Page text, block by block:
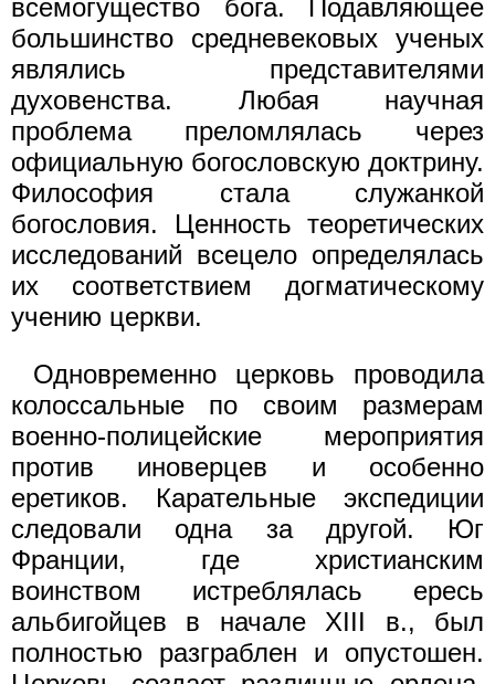
всемогущество бога. Подавляющее
большинство средневековых ученых
являлись представителями
духовенства. Любая научная
проблема преломлялась через
официальную богословскую доктрину.
Философия стала служанкой
богословия. Ценность теоретических
исследований всецело определялась
их соответствием догматическому
учению церкви.
Одновременно церковь проводила
колоссальные по своим размерам
военно-полицейские мероприятия
против иноверцев и особенно
еретиков. Карательные экспедиции
следовали одна за другой. Юг
Франции, где христианским
воинством истреблялась ересь
альбигойцев в начале XIII в., был
полностью разграблен и опустошен.